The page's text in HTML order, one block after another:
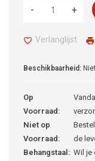
+
-
Verlanglijst
Beschikbaarheid:
Op
Voorraad:
Niet op
Voorraad:
de
Behangstaal: Wil je